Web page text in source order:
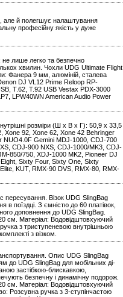
але й полегшує налаштування
професійну якість у дуже
лише легко та безпечно
хвилин. Чохли UDG Ultimate Flight
Фанера 9 мм, алюміній, сталева
DJ VL12 Prime Reloop RP-
T.62, T.92 USB Vestax PDX-3000
LPW40WN American Audio Power
розміри (Ш x В x Г): 50,9 x 33,5
Xone 92, Xone 62, Xone 42 Behringer
NUO4.0F Gemini MDJ-1000, CDJ-700
CDJ-900 NXS, CDJ-1000/MK3, CDJ-
850/750, XDJ-1000 MK2, Pioneer DJ
Sixty Four, Sixty One, Sixty
KUT, RMX-90 DVS, RMX-80, RMX-
пересування. Візок UDG SlingBag
в поїздці. З ємністю до 60 платівок,
доповнення до UDG SlingBag.
см. Матеріал: Водовідштовхуючий
з триступеневою внутрішньою
з візком.
Опис UDG SlingBag
до UDG SlingBag для мобільних ді-
застібкою-блискавкою,
безпечну і динамічну подорож.
см. Матеріал: Водовідштовхуючий
Розсувна ручка з 3-ступінчастою